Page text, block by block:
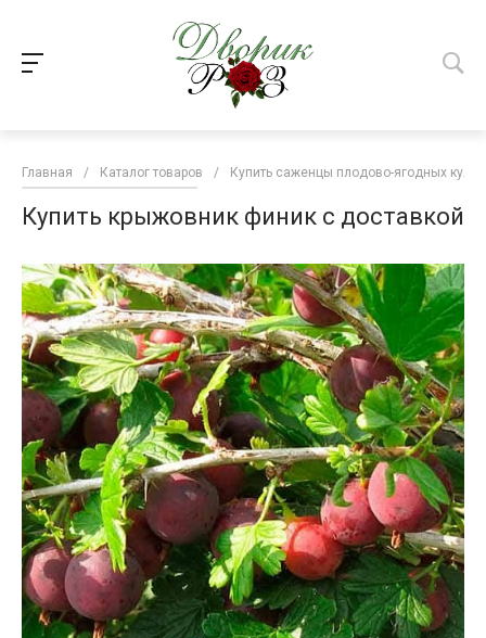
Главная / Каталог товаров / Купить саженцы плодово-ягодных
Купить крыжовник финик с доставкой